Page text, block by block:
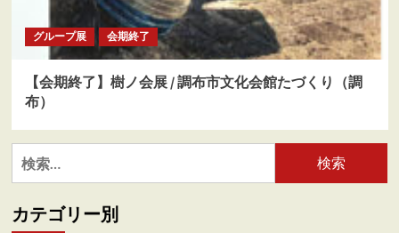
グループ展 会期終了
【会期終了】樹ノ会展 / 調布市文化会館たづくり（調
布）
検
索:
カテゴリー別